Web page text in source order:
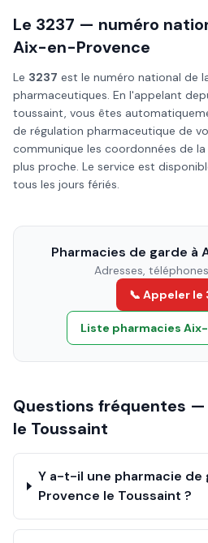
Le 3237 — numéro
Aix-en-Provence
Le 3237 est le numéro national de
pharmaceutiques. En l'appelant
toussaint, vous êtes
de régulation pharmaceutique de
communique les coordonnées de
plus proche. Le service est
tous les jours fériés.
Pharmacies de garde à
Adresses,
📞 Appeler le
Liste pharmacies
Questions fréquentes —
le Toussaint
Y a-t-il une pharmacie de
Provence le Toussaint ?